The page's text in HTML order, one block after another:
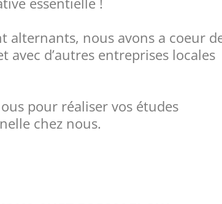
alternants, nous avons a coeur
avec d’autres entreprises locales
pour réaliser vos études
chez nous.